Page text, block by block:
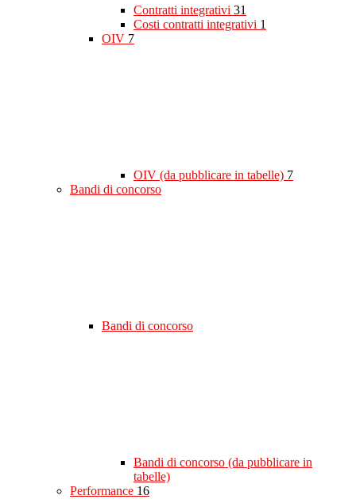
Contratti integrativi 31
Costi contratti integrativi 1
OIV 7
OIV (da pubblicare in tabelle) 7
Bandi di concorso
Bandi di concorso
Bandi di concorso (da pubblicare in
tabelle)
Performance 16